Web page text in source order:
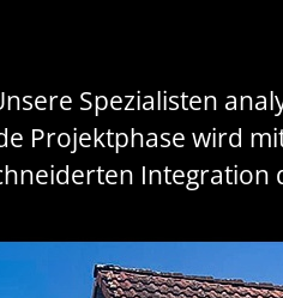
Spezialisten
Projektphase wird
Integration